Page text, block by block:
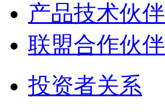
产品技术伙伴
联盟合作伙伴
投资者关系